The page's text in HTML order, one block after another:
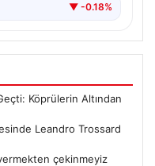
▼ -0.18%
Köprülerin Altından
Leandro Trossard
çekinmeyiz